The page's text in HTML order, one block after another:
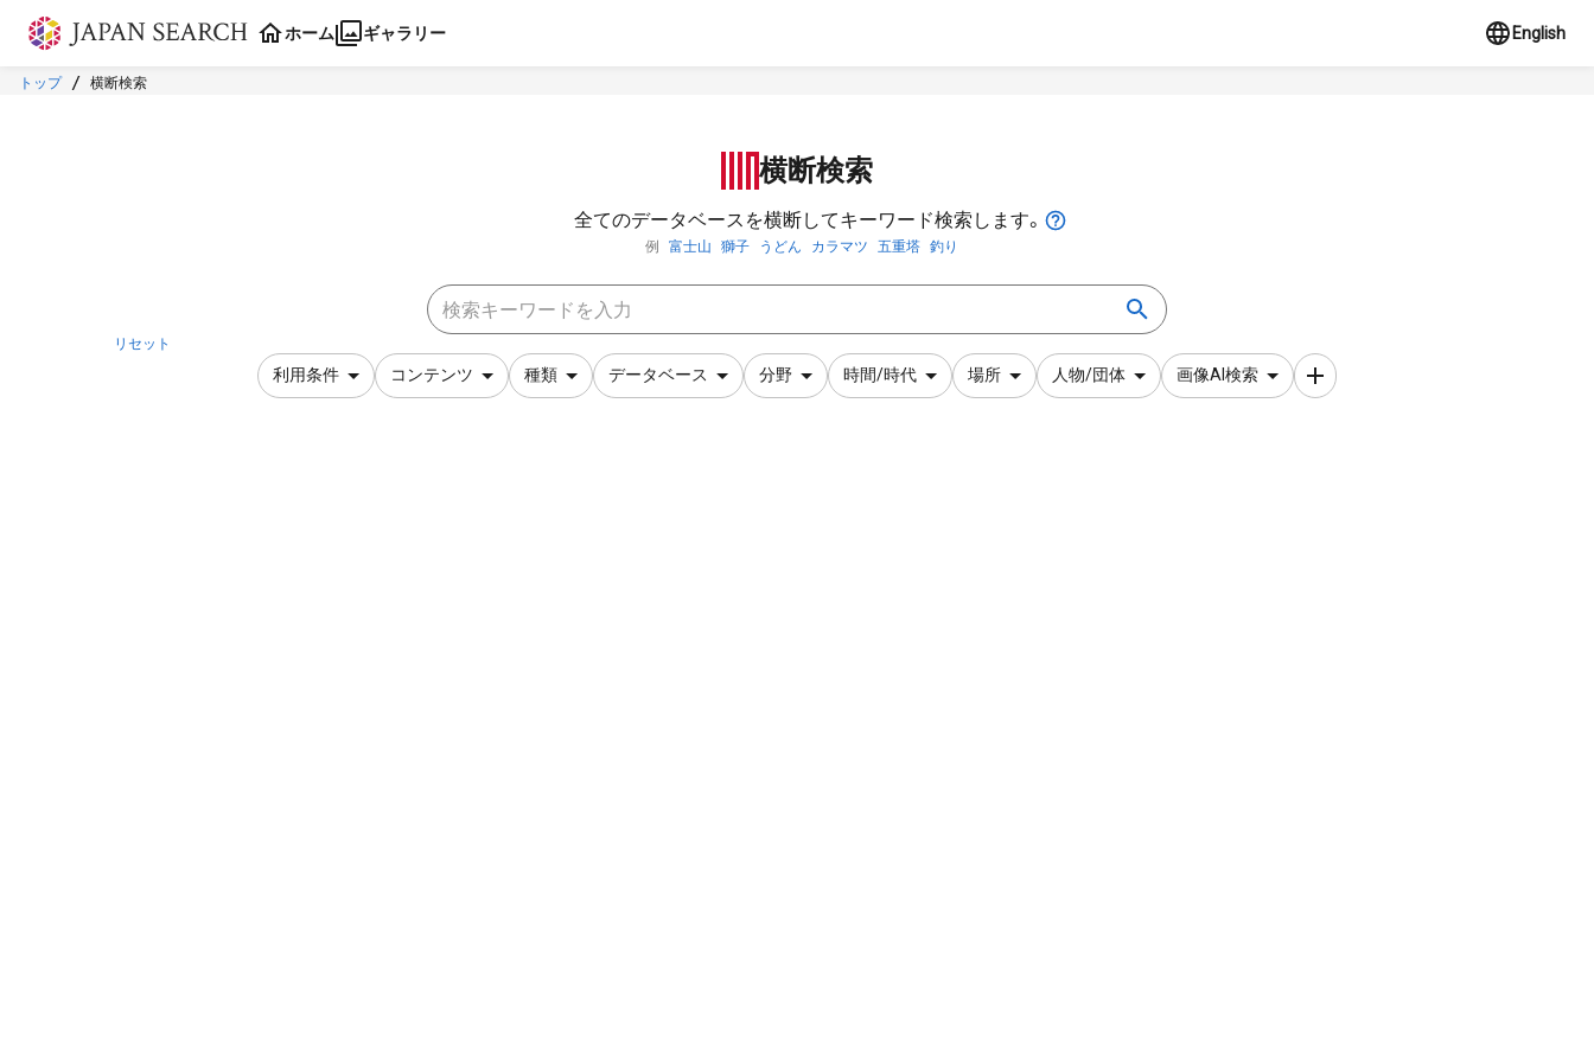
本文に飛ぶ
ホーム ギャラリー English
トップ 横断検索
横断検索
全てのデータベースを横断してキーワード検索します。
例 富士山 獅子 うどん カラマツ 五重塔 釣り
リセット
利用条件 コンテンツ 種類 データベース 分野 時間/時代 場所 人物/団体 画像AI検索